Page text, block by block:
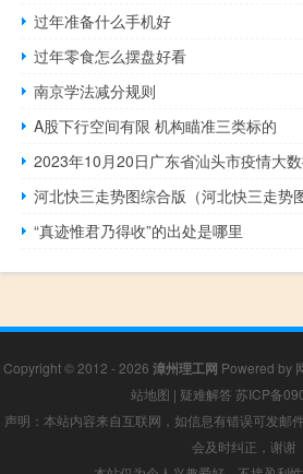
过年准备什么手机好
过年零食怎么摆盘好看
南京学法减分规则
A股下行空间有限 机构瞄准三类标的
河北快三走势图综合版（河北快三走势图
“真迹惟君乃得收”的出处是哪里
Copyright © 2012 - 2026 漳州理工网 Powered by
站地图 | 疑难解答 苏ICP备
声明：本站内容来自互联网，如信息有错误可发邮
会及时纠正，谢谢